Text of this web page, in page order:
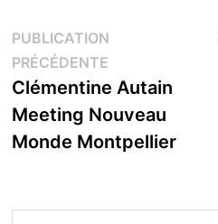
Navigation
de
l’article
PUBLICATION
PRÉCÉDENTEPublication
précédente :
Clémentine Autain
Meeting Nouveau
Monde Montpellier